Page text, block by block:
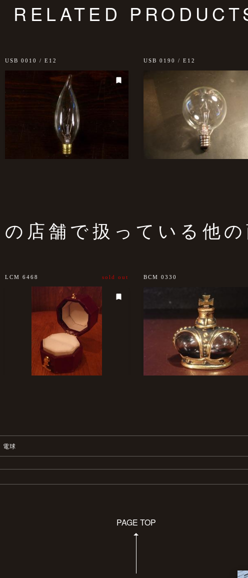
RELATED
USB 0010 / E12 USB 0190 / E12
の店舗で扱っている他
LCM 6468 sold out BCM 0330
電球
PAGE TOP